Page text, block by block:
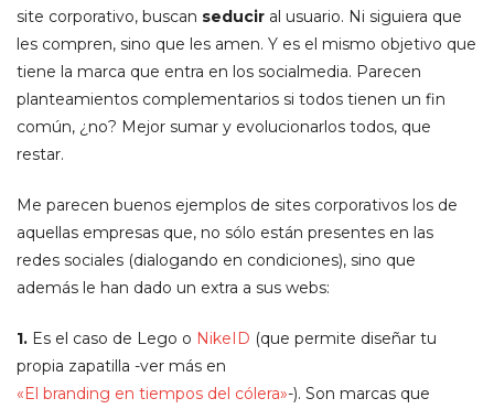
site corporativo, buscan seducir al usuario. Ni siguiera que
les compren, sino que les amen. Y es el mismo objetivo que
tiene la marca que entra en los socialmedia. Parecen
planteamientos complementarios si todos tienen un fin
común, ¿no? Mejor sumar y evolucionarlos todos, que
restar.
Me parecen buenos ejemplos de sites corporativos los de
aquellas empresas que, no sólo están presentes en las
redes sociales (dialogando en condiciones), sino que
además le han dado un extra a sus webs:
1. Es el caso de Lego o NikeID (que permite diseñar tu
propia zapatilla -ver más en
«El branding en tiempos del cólera»-). Son marcas que